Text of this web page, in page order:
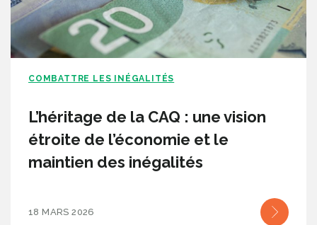
COMBATTRE LES INÉGALITÉS
L’héritage de la CAQ : une vision
étroite de l’économie et le
maintien des inégalités
18 MARS 2026